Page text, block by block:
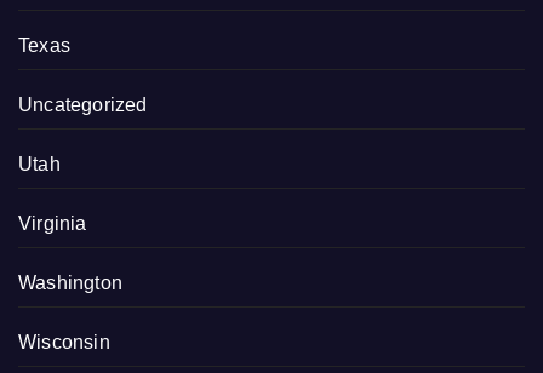
Texas
Uncategorized
Utah
Virginia
Washington
Wisconsin